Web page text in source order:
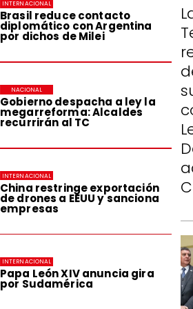
Brasil reduce contacto
diplomático con Argentina
por dichos de Milei
INTERNACIONAL
Gobierno despacha a ley la
megarreforma: Alcaldes
recurrirán al TC
NACIONAL
China restringe exportación
de drones a EEUU y sanciona
empresas
INTERNACIONAL
Papa León XIV anuncia gira
por Sudamérica
INTERNACIONAL